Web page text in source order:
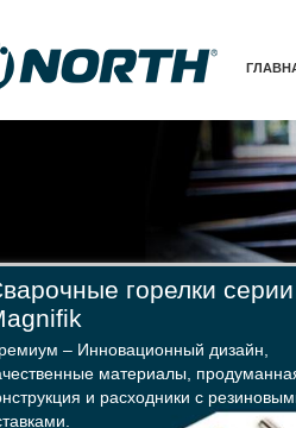
горелки серии
– Инновационный дизайн,
материалы,
и расходники с